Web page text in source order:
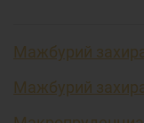
Мажбурий
Мажбурий